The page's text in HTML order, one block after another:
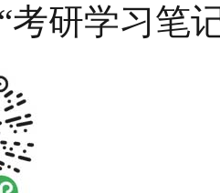
考研学习笔